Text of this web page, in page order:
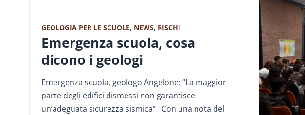
GEOLOGIA PER LE SCUOLE, NEWS, RISCHI
Emergenza scuola, cosa
dicono i geologi
Emergenza scuola, geologo Angelone: “La maggior
parte degli edifici dismessi non garantisce
un’adeguata sicurezza sismica” Con una nota del